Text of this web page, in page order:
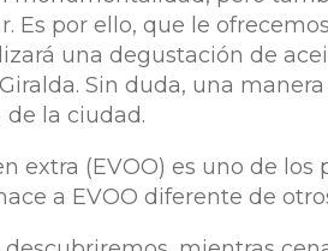
Es por ello, que le
una degustación de
Sin duda, una
la ciudad.
extra (EVOO) es uno de
a EVOO diferente de